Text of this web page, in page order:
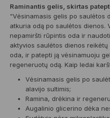
Raminantis gelis, skirtas
“Vėsinamasis gelis po saulėtos
atkuria odą po saulėtos dienos.
nepamiršti rūpintis oda ir
aktyvios saulėtos dienos
oda, ir patepti ją vėsinamuoju
regeneruotų odą. Kaip ledai
Vėsinamasis gelis po
alavijo sultimis;
Ramina, drėkina ir
Augalinio glicerino dėka